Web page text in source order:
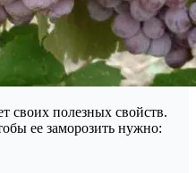
своих полезных свойств.
ее заморозить нужно: